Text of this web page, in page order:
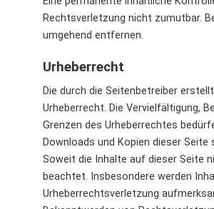
Rechtsverletzung nicht zumutbar.
umgehend entfernen.
Urheberrecht
Die durch die Seitenbetreiber
Urheberrecht. Die Vervielfältigung,
Grenzen des Urheberrechtes
Downloads und Kopien dieser
Soweit die Inhalte auf dieser Seite
beachtet. Insbesondere werden
Urheberrechtsverletzung